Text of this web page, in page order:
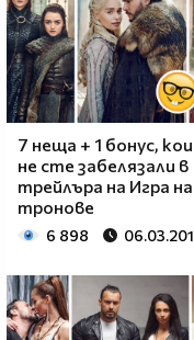
7 неща + 1 бонус,
не сте забелязали в
трейлъра на Игра на
тронове
6 898